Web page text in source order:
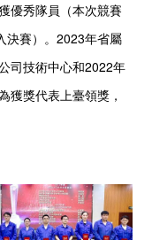
優秀隊員（本次競賽
決賽）。2023年省屬
司技術中心和2022年
獲獎代表上臺領獎，